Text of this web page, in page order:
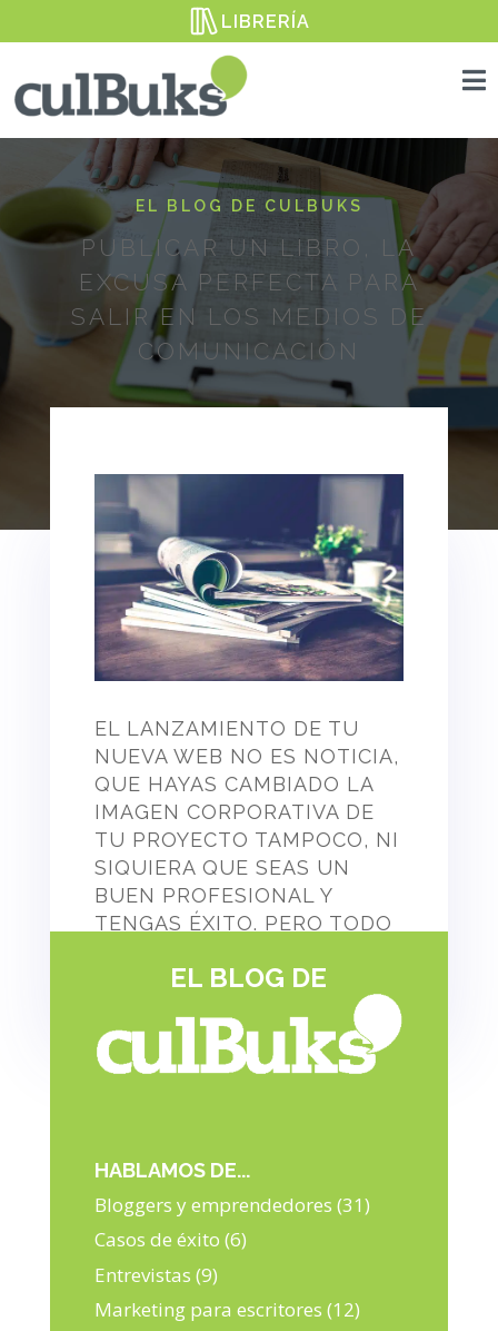
LIBRERÍA

EL BLOG DE CULBUKS
PUBLICAR UN LIBRO, LA
EXCUSA PERFECTA PARA
SALIR EN LOS MEDIOS DE
COMUNICACIÓN
EL LANZAMIENTO DE TU
NUEVA WEB NO ES NOTICIA,
QUE HAYAS CAMBIADO LA
IMAGEN CORPORATIVA DE
TU PROYECTO TAMPOCO, NI
SIQUIERA QUE SEAS UN
BUEN PROFESIONAL Y
TENGAS ÉXITO. PERO TODO
SERLO CUANDO PUBLICAS
EL BLOG DE
HABLAMOS DE...
Bloggers y emprendedores (31)
Casos de éxito (6)
Entrevistas (9)
Marketing para escritores (12)